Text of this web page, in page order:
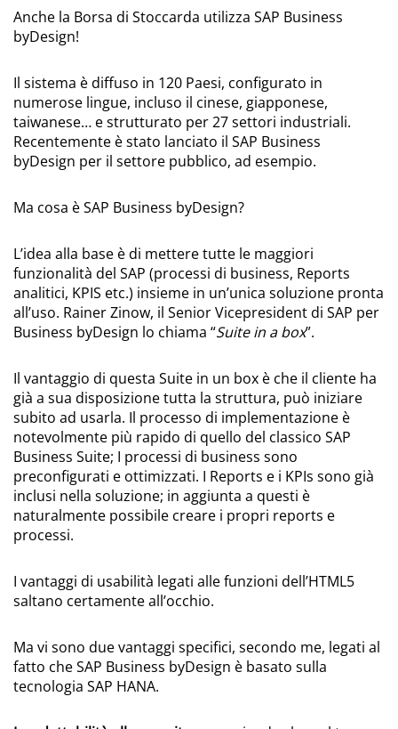
Anche la Borsa di Stoccarda utilizza SAP Business
byDesign!
Il sistema è diffuso in 120 Paesi, configurato in
numerose lingue, incluso il cinese, giapponese,
taiwanese… e strutturato per 27 settori industriali.
Recentemente è stato lanciato il SAP Business
byDesign per il settore pubblico, ad esempio.
Ma cosa è SAP Business byDesign?
L’idea alla base è di mettere tutte le maggiori
funzionalità del SAP (processi di business, Reports
analitici, KPIS etc.) insieme in un’unica soluzione pronta
all’uso. Rainer Zinow, il Senior Vicepresident di SAP per
Business byDesign lo chiama “Suite in a box”.
Il vantaggio di questa Suite in un box è che il cliente ha
già a sua disposizione tutta la struttura, può iniziare
subito ad usarla. Il processo di implementazione è
notevolmente più rapido di quello del classico SAP
Business Suite; I processi di business sono
preconfigurati e ottimizzati. I Reports e i KPIs sono già
inclusi nella soluzione; in aggiunta a questi è
naturalmente possibile creare i propri reports e
processi.
I vantaggi di usabilità legati alle funzioni dell’HTML5
saltano certamente all’occhio.
Ma vi sono due vantaggi specifici, secondo me, legati al
fatto che SAP Business byDesign è basato sulla
tecnologia SAP HANA.